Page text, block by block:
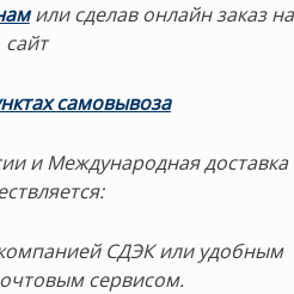
или сделав онлайн заказ на
сайт
самовывоза
и Международная доставка
СДЭК или удобным
сервисом.